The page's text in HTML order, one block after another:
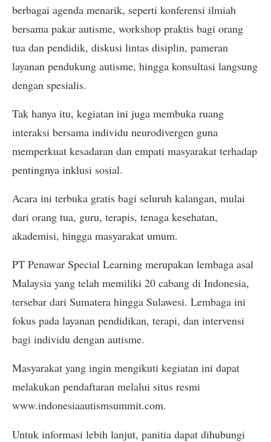
berbagai agenda menarik, seperti konferensi ilmiah
bersama pakar autisme, workshop praktis bagi orang
tua dan pendidik, diskusi lintas disiplin, pameran
layanan pendukung autisme, hingga konsultasi langsung
dengan spesialis.
Tak hanya itu, kegiatan ini juga membuka ruang
interaksi bersama individu neurodivergen guna
memperkuat kesadaran dan empati masyarakat terhadap
pentingnya inklusi sosial.
Acara ini terbuka gratis bagi seluruh kalangan, mulai
dari orang tua, guru, terapis, tenaga kesehatan,
akademisi, hingga masyarakat umum.
PT Penawar Special Learning merupakan lembaga asal
Malaysia yang telah memiliki 20 cabang di Indonesia,
tersebar dari Sumatera hingga Sulawesi. Lembaga ini
fokus pada layanan pendidikan, terapi, dan intervensi
bagi individu dengan autisme.
Masyarakat yang ingin mengikuti kegiatan ini dapat
melakukan pendaftaran melalui situs resmi
www.indonesiaautismsummit.com.
Untuk informasi lebih lanjut, panitia dapat dihubungi